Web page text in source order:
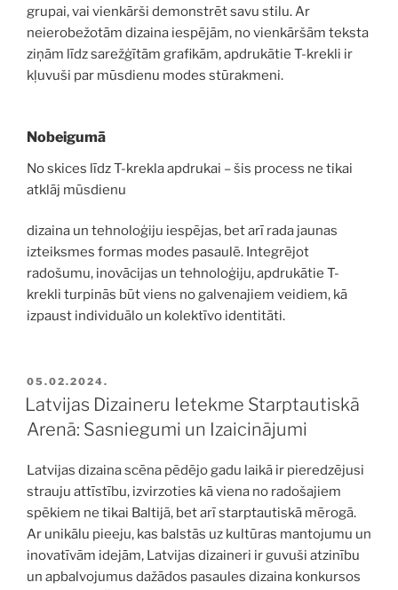
grupai, vai vienkārši demonstrēt savu stilu. Ar
neierobežotām dizaina iespējām, no vienkāršām teksta
ziņām līdz sarežģītām grafikām, apdrukātie T-krekli ir
kļuvuši par mūsdienu modes stūrakmeni.
Nobeigumā
No skices līdz T-krekla apdrukai – šis process ne tikai
atklāj mūsdienu
dizaina un tehnoloģiju iespējas, bet arī rada jaunas
izteiksmes formas modes pasaulē. Integrējot
radošumu, inovācijas un tehnoloģiju, apdrukātie T-
krekli turpinās būt viens no galvenajiem veidiem, kā
izpaust individuālo un kolektīvo identitāti.
PUBLICĒTS
05.02.2024.
Latvijas Dizaineru Ietekme Starptautiskā
Arenā: Sasniegumi un Izaicinājumi
Latvijas dizaina scēna pēdējo gadu laikā ir pieredzējusi
strauju attīstību, izvirzoties kā viena no radošajiem
spēkiem ne tikai Baltijā, bet arī starptautiskā mērogā.
Ar unikālu pieeju, kas balstās uz kultūras mantojumu un
inovatīvām idejām, Latvijas dizaineri ir guvuši atzinību
un apbalvojumus dažādos pasaules dizaina konkursos